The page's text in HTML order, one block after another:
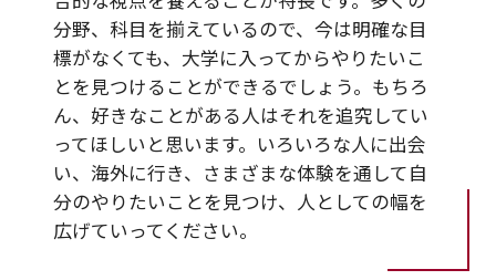
分野、科目を揃えているので、今は明確な目
標がなくても、大学に入ってからやりたいこ
とを見つけることができるでしょう。もちろ
ん、好きなことがある人はそれを追究してい
ってほしいと思います。いろいろな人に出会
い、海外に行き、さまざまな体験を通して自
分のやりたいことを見つけ、人としての幅を
広げていってください。